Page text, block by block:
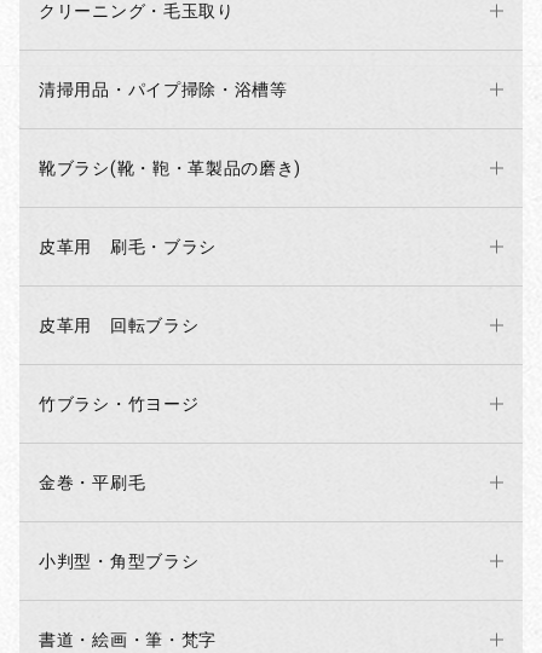
クリーニング・毛玉取り
清掃用品・パイプ掃除・浴槽等
靴ブラシ(靴・鞄・革製品の磨き)
皮革用 刷毛・ブラシ
皮革用 回転ブラシ
竹ブラシ・竹ヨージ
金巻・平刷毛
小判型・角型ブラシ
書道・絵画・筆・梵字